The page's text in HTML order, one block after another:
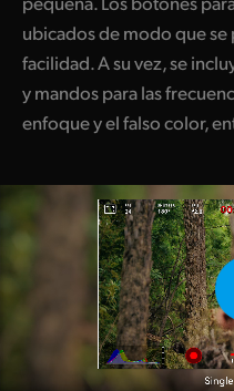
ubicados de modo que se
facilidad. A su vez, se
y mandos para las
enfoque y el falso color,